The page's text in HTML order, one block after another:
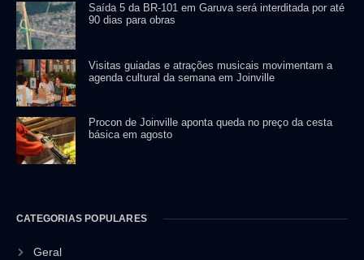
Saída 5 da BR-101 em Garuva será interditada por até
90 dias para obras
Visitas guiadas e atrações musicais movimentam a
agenda cultural da semana em Joinville
Procon de Joinville aponta queda no preço da cesta
básica em agosto
CATEGORIAS POPULARES
Geral